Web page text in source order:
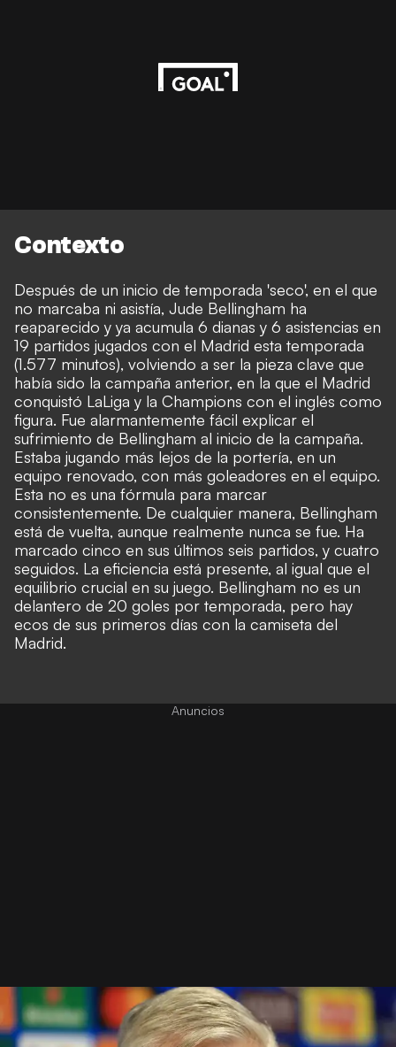
Contexto
Después de un inicio de temporada 'seco', en el que
no marcaba ni asistía, Jude Bellingham ha
reaparecido y ya acumula 6 dianas y 6 asistencias en
19 partidos jugados con el Madrid esta temporada
(1.577 minutos), volviendo a ser la pieza clave que
había sido la campaña anterior, en la que el Madrid
conquistó LaLiga y la Champions con el inglés como
figura. Fue alarmantemente fácil explicar el
sufrimiento de Bellingham al inicio de la campaña.
Estaba jugando más lejos de la portería, en un
equipo renovado, con más goleadores en el equipo.
Esta no es una fórmula para marcar
consistentemente. De cualquier manera, Bellingham
está de vuelta, aunque realmente nunca se fue. Ha
marcado cinco en sus últimos seis partidos, y cuatro
seguidos. La eficiencia está presente, al igual que el
equilibrio crucial en su juego. Bellingham no es un
delantero de 20 goles por temporada, pero hay
ecos de sus primeros días con la camiseta del
Madrid.